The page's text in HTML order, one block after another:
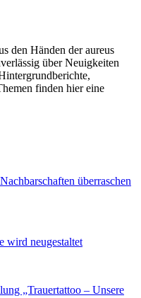
den Händen der aureus
über Neuigkeiten
finden hier eine
überraschen
wird neugestaltet
„Trauertattoo – Unsere